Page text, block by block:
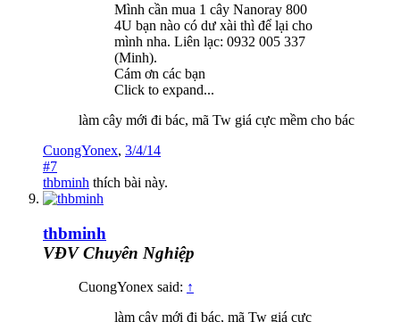
Mình cần mua 1 cây Nanoray 800
4U bạn nào có dư xài thì để lại cho
mình nha. Liên lạc: 0932 005 337
(Minh).
Cám ơn các bạn
Click to expand...
làm cây mới đi bác, mã Tw giá cực mềm cho bác
CuongYonex, 3/4/14
#7
thbminh thích bài này.
thbminh
VĐV Chuyên Nghiệp
CuongYonex said: ↑
làm cây mới đi bác, mã Tw giá cực